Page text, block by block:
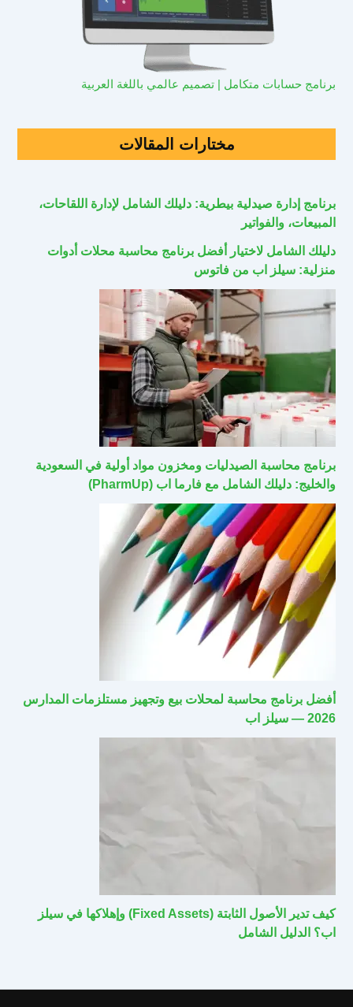
برنامج حسابات متكامل | تصميم عالمي باللغة العربية
مختارات المقالات
برنامج إدارة صيدلية بيطرية: دليلك الشامل لإدارة اللقاحات،
المبيعات، والفواتير
دليلك الشامل لاختيار أفضل برنامج محاسبة محلات أدوات
منزلية: سيلز اب من فاتوس
برنامج محاسبة الصيدليات ومخزون مواد أولية في السعودية
والخليج: دليلك الشامل مع فارما اب (PharmUp)
أفضل برنامج محاسبة لمحلات بيع وتجهيز مستلزمات المدارس
2026 — سيلز اب
كيف تدير الأصول الثابتة (Fixed Assets) وإهلاكها في سيلز
اب؟ الدليل الشامل